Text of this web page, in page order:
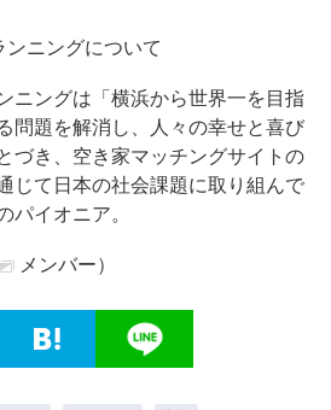
ニングについて
ニングは「横浜から世界一を目指
問題を解消し、人々の幸せと喜び
づき、空き家マッチングサイトの
じて日本の社会課題に取り組んで
パイオニア。
メンバー）